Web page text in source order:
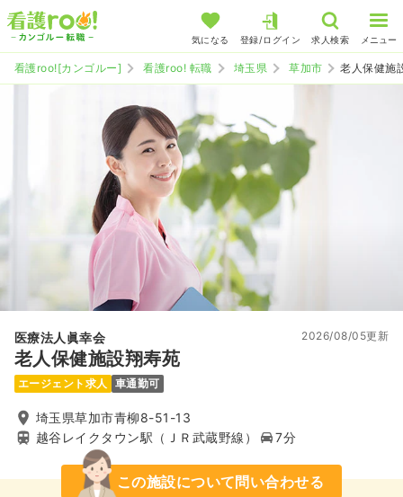
気になる 登録/ログイン 求人検索 メニュー
看護roo![カンゴルー] 看護roo! 転職 埼玉県 草加市 老人保健施
医療法人眞幸会
老人保健施設翔寿苑
2026/08/05更新
エージェント求人 車通勤可
埼玉県草加市青柳8-51-13
越谷レイクタウン駅（ＪＲ武蔵野線）
7分
この施設について問い合わせる